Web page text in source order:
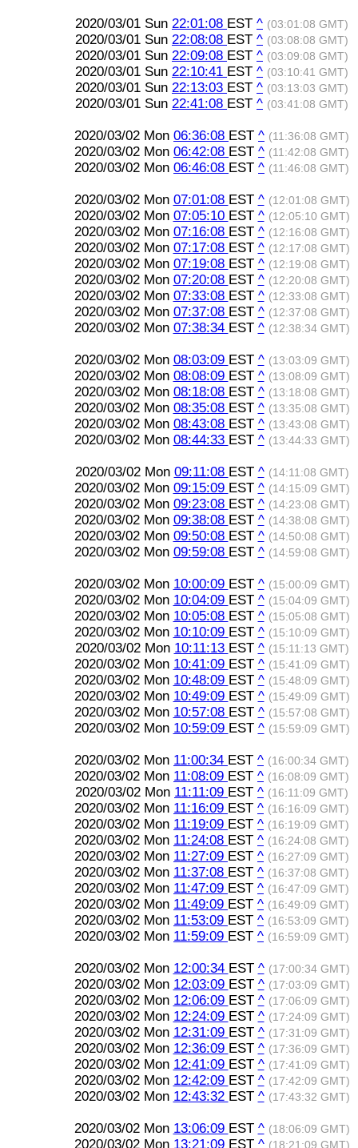
2020/03/01 Sun 22:01:08 EST ^ (03:01:08 GMT)
2020/03/01 Sun 22:08:08 EST ^ (03:08:08 GMT)
2020/03/01 Sun 22:09:08 EST ^ (03:09:08 GMT)
2020/03/01 Sun 22:10:41 EST ^ (03:10:41 GMT)
2020/03/01 Sun 22:13:03 EST ^ (03:13:03 GMT)
2020/03/01 Sun 22:41:08 EST ^ (03:41:08 GMT)
2020/03/02 Mon 06:36:08 EST ^ (11:36:08 GMT)
2020/03/02 Mon 06:42:08 EST ^ (11:42:08 GMT)
2020/03/02 Mon 06:46:08 EST ^ (11:46:08 GMT)
2020/03/02 Mon 07:01:08 EST ^ (12:01:08 GMT)
2020/03/02 Mon 07:05:10 EST ^ (12:05:10 GMT)
2020/03/02 Mon 07:16:08 EST ^ (12:16:08 GMT)
2020/03/02 Mon 07:17:08 EST ^ (12:17:08 GMT)
2020/03/02 Mon 07:19:08 EST ^ (12:19:08 GMT)
2020/03/02 Mon 07:20:08 EST ^ (12:20:08 GMT)
2020/03/02 Mon 07:33:08 EST ^ (12:33:08 GMT)
2020/03/02 Mon 07:37:08 EST ^ (12:37:08 GMT)
2020/03/02 Mon 07:38:34 EST ^ (12:38:34 GMT)
2020/03/02 Mon 08:03:09 EST ^ (13:03:09 GMT)
2020/03/02 Mon 08:08:09 EST ^ (13:08:09 GMT)
2020/03/02 Mon 08:18:08 EST ^ (13:18:08 GMT)
2020/03/02 Mon 08:35:08 EST ^ (13:35:08 GMT)
2020/03/02 Mon 08:43:08 EST ^ (13:43:08 GMT)
2020/03/02 Mon 08:44:33 EST ^ (13:44:33 GMT)
2020/03/02 Mon 09:11:08 EST ^ (14:11:08 GMT)
2020/03/02 Mon 09:15:09 EST ^ (14:15:09 GMT)
2020/03/02 Mon 09:23:08 EST ^ (14:23:08 GMT)
2020/03/02 Mon 09:38:08 EST ^ (14:38:08 GMT)
2020/03/02 Mon 09:50:08 EST ^ (14:50:08 GMT)
2020/03/02 Mon 09:59:08 EST ^ (14:59:08 GMT)
2020/03/02 Mon 10:00:09 EST ^ (15:00:09 GMT)
2020/03/02 Mon 10:04:09 EST ^ (15:04:09 GMT)
2020/03/02 Mon 10:05:08 EST ^ (15:05:08 GMT)
2020/03/02 Mon 10:10:09 EST ^ (15:10:09 GMT)
2020/03/02 Mon 10:11:13 EST ^ (15:11:13 GMT)
2020/03/02 Mon 10:41:09 EST ^ (15:41:09 GMT)
2020/03/02 Mon 10:48:09 EST ^ (15:48:09 GMT)
2020/03/02 Mon 10:49:09 EST ^ (15:49:09 GMT)
2020/03/02 Mon 10:57:08 EST ^ (15:57:08 GMT)
2020/03/02 Mon 10:59:09 EST ^ (15:59:09 GMT)
2020/03/02 Mon 11:00:34 EST ^ (16:00:34 GMT)
2020/03/02 Mon 11:08:09 EST ^ (16:08:09 GMT)
2020/03/02 Mon 11:11:09 EST ^ (16:11:09 GMT)
2020/03/02 Mon 11:16:09 EST ^ (16:16:09 GMT)
2020/03/02 Mon 11:19:09 EST ^ (16:19:09 GMT)
2020/03/02 Mon 11:24:08 EST ^ (16:24:08 GMT)
2020/03/02 Mon 11:27:09 EST ^ (16:27:09 GMT)
2020/03/02 Mon 11:37:08 EST ^ (16:37:08 GMT)
2020/03/02 Mon 11:47:09 EST ^ (16:47:09 GMT)
2020/03/02 Mon 11:49:09 EST ^ (16:49:09 GMT)
2020/03/02 Mon 11:53:09 EST ^ (16:53:09 GMT)
2020/03/02 Mon 11:59:09 EST ^ (16:59:09 GMT)
2020/03/02 Mon 12:00:34 EST ^ (17:00:34 GMT)
2020/03/02 Mon 12:03:09 EST ^ (17:03:09 GMT)
2020/03/02 Mon 12:06:09 EST ^ (17:06:09 GMT)
2020/03/02 Mon 12:24:09 EST ^ (17:24:09 GMT)
2020/03/02 Mon 12:31:09 EST ^ (17:31:09 GMT)
2020/03/02 Mon 12:36:09 EST ^ (17:36:09 GMT)
2020/03/02 Mon 12:41:09 EST ^ (17:41:09 GMT)
2020/03/02 Mon 12:42:09 EST ^ (17:42:09 GMT)
2020/03/02 Mon 12:43:32 EST ^ (17:43:32 GMT)
2020/03/02 Mon 13:06:09 EST ^ (18:06:09 GMT)
2020/03/02 Mon 13:21:09 EST ^ (18:21:09 GMT)